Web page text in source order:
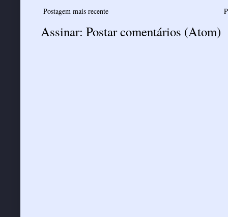
Postagem mais recente
Assinar: Postar comentários (Atom)